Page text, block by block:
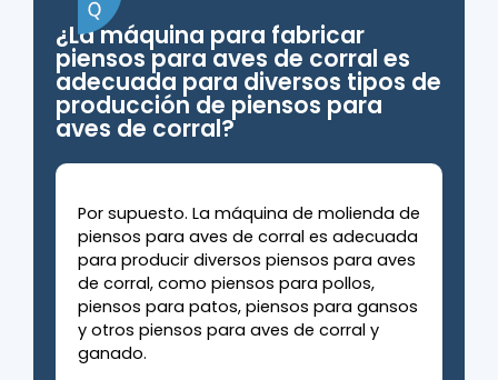
¿La máquina para fabricar
piensos para aves de corral es
adecuada para diversos tipos de
producción de piensos para
aves de corral?
Por supuesto. La máquina de molienda de
piensos para aves de corral es adecuada
para producir diversos piensos para aves
de corral, como piensos para pollos,
piensos para patos, piensos para gansos
y otros piensos para aves de corral y
ganado.